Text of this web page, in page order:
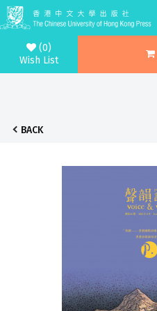
(0)
Wish List
BACK